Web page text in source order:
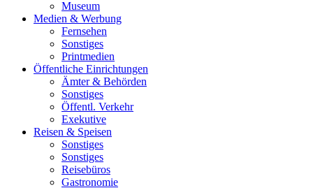
Museum
Medien & Werbung
Fernsehen
Sonstiges
Printmedien
Öffentliche Einrichtungen
Ämter & Behörden
Sonstiges
Öffentl. Verkehr
Exekutive
Reisen & Speisen
Sonstiges
Sonstiges
Reisebüros
Gastronomie